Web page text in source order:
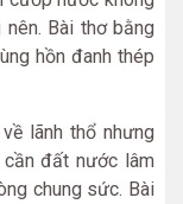
Bài thơ bằng
hồn đanh thép
lãnh thổ nhưng
đất nước lâm
chung sức. Bài